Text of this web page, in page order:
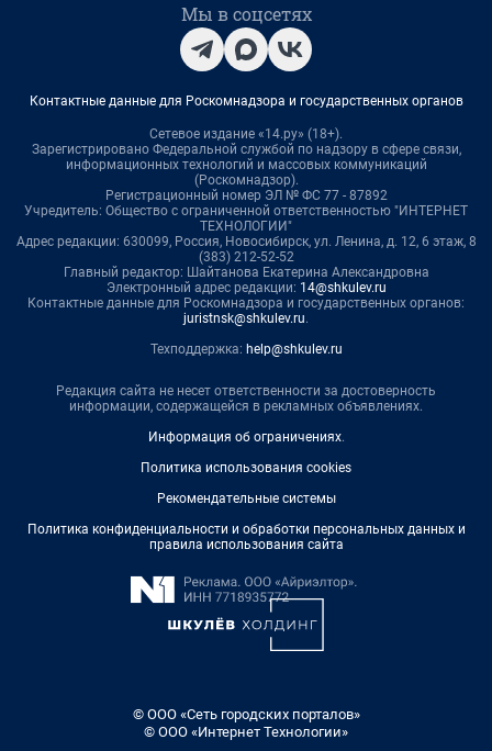
Мы в соцсетях
Контактные данные для Роскомнадзора и государственных органов
Сетевое издание «14.ру» (18+).
Зарегистрировано Федеральной службой по надзору в сфере связи,
информационных технологий и массовых коммуникаций
(Роскомнадзор).
Регистрационный номер ЭЛ № ФС 77 - 87892
Учредитель: Общество с ограниченной ответственностью "ИНТЕРНЕТ
ТЕХНОЛОГИИ"
Адрес редакции: 630099, Россия, Новосибирск, ул. Ленина, д. 12, 6 этаж, 8
(383) 212-52-52
Главный редактор: Шайтанова Екатерина Александровна
Электронный адрес редакции: 14@shkulev.ru
Контактные данные для Роскомнадзора и государственных органов:
juristnsk@shkulev.ru.
Техподдержка: help@shkulev.ru
Редакция сайта не несет ответственности за достоверность
информации, содержащейся в рекламных объявлениях.
Информация об ограничениях.
Политика использования cookies
Рекомендательные системы
Политика конфиденциальности и обработки персональных данных и
правила использования сайта
© ООО «Сеть городских порталов»
© ООО «Интернет Технологии»